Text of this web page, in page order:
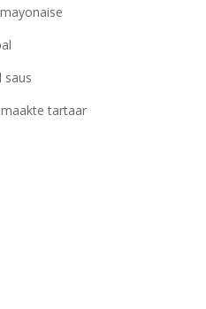
saus
tartaar